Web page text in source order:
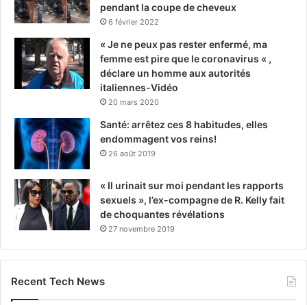
pendant la coupe de cheveux
6 février 2022
« Je ne peux pas rester enfermé, ma
femme est pire que le coronavirus « ,
déclare un homme aux autorités
italiennes-Vidéo
20 mars 2020
Santé: arrêtez ces 8 habitudes, elles
endommagent vos reins!
26 août 2019
« Il urinait sur moi pendant les rapports
sexuels », l’ex-compagne de R. Kelly fait
de choquantes révélations
27 novembre 2019
Recent Tech News